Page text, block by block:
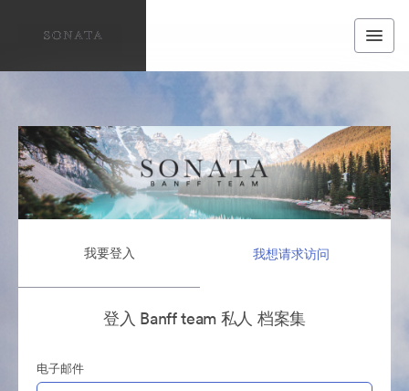
我要登入 我想请求访问
登入 Banff team 私人 档案集
电子邮件